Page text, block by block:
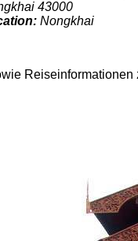
43000
Nongkhai